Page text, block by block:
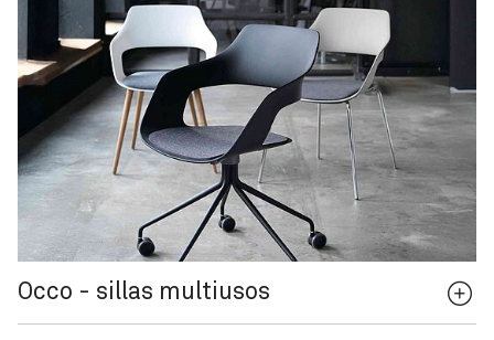
Occo - sillas multiusos